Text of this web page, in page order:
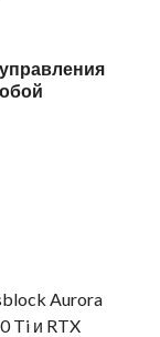
Aurora
Ti и RTX